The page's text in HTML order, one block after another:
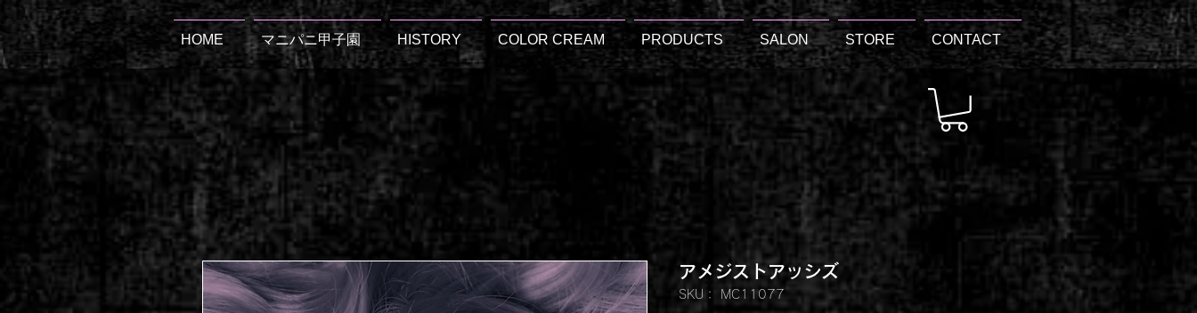
HOME マニパニ甲子園 HISTORY COLOR CREAM PRODUCTS SALON STORE CONTACT
アメジストアッシズ
SKU： MC11077